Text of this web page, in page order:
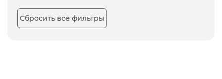
Сбросить все фильтры